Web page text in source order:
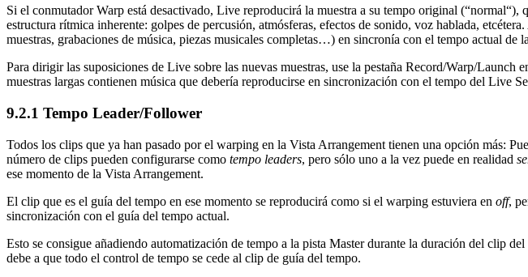
Si el conmutador Warp está desactivado, Live reproducirá la muestra a su tempo original
estructura rítmica inherente: golpes de percusión, atmósferas, efectos de sonido, voz hablada,
muestras, grabaciones de música, piezas musicales completas…) en sincronía con el tempo actual de
Para dirigir las suposiciones de Live sobre las nuevas muestras, use la pestaña Record/Warp/
muestras largas contienen música que debería reproducirse en sincronización con el tempo del Live
9.2.1 Tempo Leader/Follower
Todos los clips que ya han pasado por el warping en la Vista Arrangement tienen una opción más:
número de clips pueden configurarse como tempo leaders, pero sólo uno a la vez puede en realidad
ese momento de la Vista Arrangement.
El clip que es el guía del tempo en ese momento se reproducirá como si el warping estuviera en off,
sincronización con el guía del tempo actual.
Esto se consigue añadiendo automatización de tempo a la pista Master durante la duración del clip
debe a que todo el control de tempo se cede al clip de guía del tempo.